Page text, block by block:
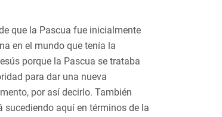
que la Pascua fue inicialmente
en el mundo que tenía la
porque la Pascua se trataba
para dar una nueva
por así decirlo. También
sucediendo aquí en términos de la